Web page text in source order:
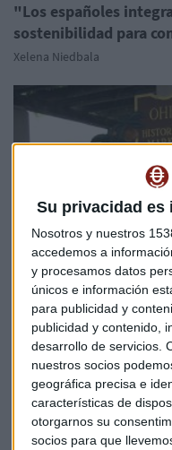
Su privacidad es
Nosotros y nuestros
accedemos a
y procesamos datos
únicos e información
para publicidad y
publicidad y contenido,
desarrollo de servicios.
nuestros socios
geográfica precisa e
características de
otorgarnos su
socios para que
"Los españoles
sostenibilidad para
Xelena Niedbala
EMPRESAS
Procter&Gamble
Redacción Capital Radio